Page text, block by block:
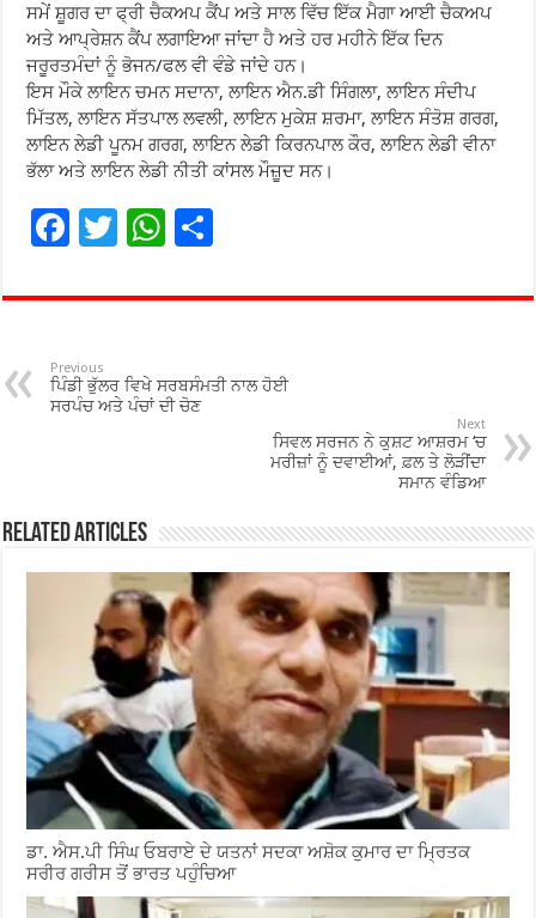
ਸਮੇਂ ਸ਼ੂਗਰ ਦਾ ਫ੍ਰੀ ਚੈਕਅਪ ਕੈਂਪ ਅਤੇ ਸਾਲ ਵਿੱਚ ਇੱਕ ਮੈਗਾ ਆਈ ਚੈਕਅਪ
ਅਤੇ ਆਪ੍ਰੇਸ਼ਨ ਕੈਂਪ ਲਗਾਇਆ ਜਾਂਦਾ ਹੈ ਅਤੇ ਹਰ ਮਹੀਨੇ ਇੱਕ ਦਿਨ
ਜਰੂਰਤਮੰਦਾਂ ਨੂੰ ਭੋਜਨ/ਫਲ ਵੀ ਵੰਡੇ ਜਾਂਦੇ ਹਨ।
ਇਸ ਮੌਕੇ ਲਾਇਨ ਚਮਨ ਸਦਾਨਾ, ਲਾਇਨ ਐਨ.ਡੀ ਸਿੰਗਲਾ, ਲਾਇਨ ਸੰਦੀਪ
ਮਿੱਤਲ, ਲਾਇਨ ਸੱਤਪਾਲ ਲਵਲੀ, ਲਾਇਨ ਮੁਕੇਸ਼ ਸ਼ਰਮਾ, ਲਾਇਨ ਸੰਤੋਸ਼ ਗਰਗ,
ਲਾਇਨ ਲੇਡੀ ਪੂਨਮ ਗਰਗ, ਲਾਇਨ ਲੇਡੀ ਕਿਰਨਪਾਲ ਕੌਰ, ਲਾਇਨ ਲੇਡੀ ਵੀਨਾ
ਭੱਲਾ ਅਤੇ ਲਾਇਨ ਲੇਡੀ ਨੀਤੀ ਕਾਂਸਲ ਮੌਜ਼ੂਦ ਸਨ।
F
e
o
o
T
tt
W
at
p
p
ar
Previous
ਪਿੰਡੀ ਭੁੱਲਰ ਵਿਖੇ ਸਰਬਸੰਮਤੀ ਨਾਲ ਹੋਈ
ਸਰਪੰਚ ਅਤੇ ਪੰਚਾਂ ਦੀ ਚੋਣ
Next
ਸਿਵਲ ਸਰਜਨ ਨੇ ਕੁਸ਼ਟ ਆਸ਼ਰਮ ‘ਚ
ਮਰੀਜ਼ਾਂ ਨੂੰ ਦਵਾਈਆਂ, ਫ਼ਲ ਤੇ ਲੋੜੀਂਦਾ
ਸਮਾਨ ਵੰਡਿਆ
Related Articles
ਡਾ. ਐਸ.ਪੀ ਸਿੰਘ ਓਬਰਾਏ ਦੇ ਯਤਨਾਂ ਸਦਕਾ ਅਸ਼ੋਕ ਕੁਮਾਰ ਦਾ ਮ੍ਰਿਤਕ
ਸਰੀਰ ਗਰੀਸ ਤੋਂ ਭਾਰਤ ਪਹੁੰਚਿਆ